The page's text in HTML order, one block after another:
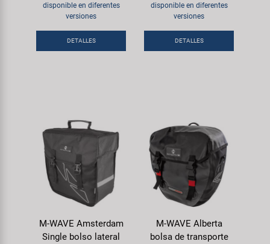
disponible en diferentes
versiones
DETALLES
disponible en diferentes
versiones
DETALLES
M-WAVE Amsterdam
Single bolso lateral
M-WAVE Alberta
bolsa de transporte